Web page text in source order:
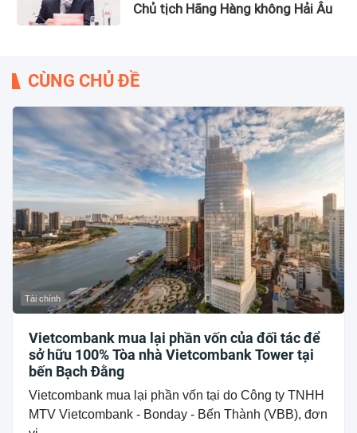
Chủ tịch Hãng Hàng không Hải Âu
CÙNG CHỦ ĐỀ
Tài chính
Vietcombank mua lại phần vốn của đối tác để
sở hữu 100% Tòa nhà Vietcombank Tower tại
bến Bạch Đằng
Vietcombank mua lại phần vốn tại do Công ty TNHH
MTV Vietcombank - Bonday - Bến Thành (VBB), đơn